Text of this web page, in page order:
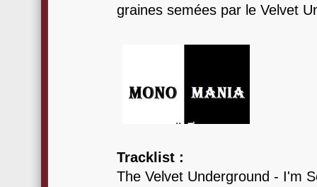
graines semées par le Velvet
Tracklist :
The Velvet Underground - I'm